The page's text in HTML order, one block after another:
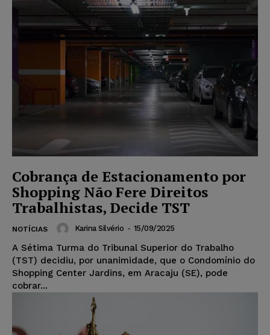
Cobrança de Estacionamento por
Shopping Não Fere Direitos
Trabalhistas, Decide TST
NOTÍCIAS Karina Silvério - 15/09/2025
A Sétima Turma do Tribunal Superior do Trabalho
(TST) decidiu, por unanimidade, que o Condomínio do
Shopping Center Jardins, em Aracaju (SE), pode
cobrar...